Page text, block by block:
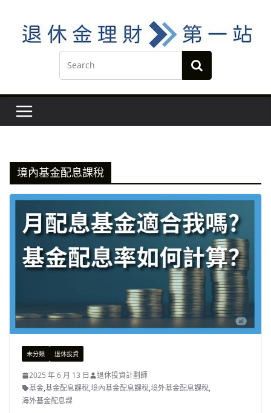
content
境內基金配息課稅
未分類 退休投資
2025 年 6 月 13 日
退休投資計劃師
基金,基金配息課稅,境內基金配息課稅,境外基金配息課稅,
海外基金配息課